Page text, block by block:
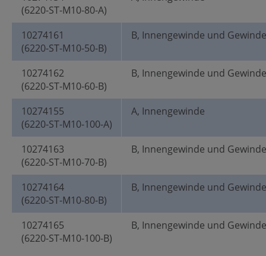
(6220-ST-M10-80-A)
10274161
(6220-ST-M10-50-B)
B, Innengewinde und
10274162
(6220-ST-M10-60-B)
B, Innengewinde und
10274155
(6220-ST-M10-100-A)
A, Innengewinde
10274163
(6220-ST-M10-70-B)
B, Innengewinde und
10274164
(6220-ST-M10-80-B)
B, Innengewinde und
10274165
(6220-ST-M10-100-B)
B, Innengewinde und